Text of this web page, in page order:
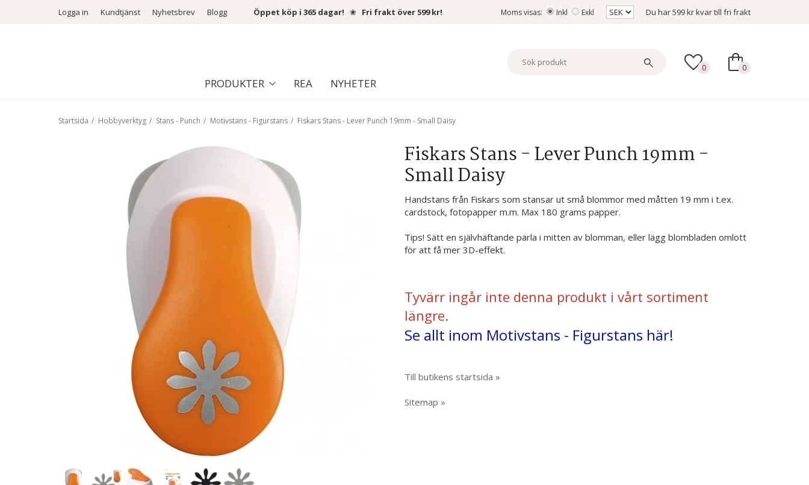
Logga in Kundtjänst Nyhetsbrev Blogg Öppet köp i 365 dagar! ❀ Fri frakt över 599 kr! Moms visas: Inkl Exkl Du har599 krkvar till fri frakt
PRODUKTER REA NYHETER
0 0
Startsida / Hobbyverktyg / Stans - Punch / Motivstans - Figurstans / Fiskars Stans - Lever Punch 19mm - Small Daisy
Fiskars Stans - Lever Punch 19mm -
Small Daisy
Handstans från Fiskars som stansar ut små blommor med måtten 19 mm i t.ex.
cardstock, fotopapper m.m. Max 180 grams papper.
Tips! Sätt en självhäftande pärla i mitten av blomman, eller lägg blombladen omlott
för att få mer 3D-effekt.
Tyvärr ingår inte denna produkt i vårt sortiment
längre.
Se allt inom Motivstans - Figurstans här!
Till butikens startsida »
Sitemap »